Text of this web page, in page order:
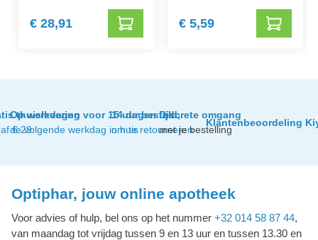
€ 28,91 € 5,59
thuislevering
€ 29
Op werkdagen voor 15 uur besteld,
de volgende werkdag in huis
14 dagen tijd
om te retourneren
Discrete omgang
met je bestelling
Klantenbeoordeling
Optiphar, jouw online apotheek
Voor advies of hulp, bel ons op het nummer +32 014 58 87 44,
van maandag tot vrijdag tussen 9 en 13 uur en tussen 13.30 en